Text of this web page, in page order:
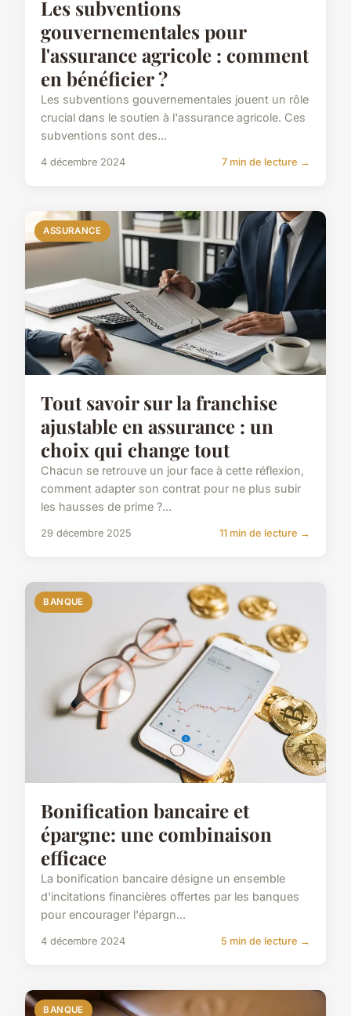
Les subventions
gouvernementales pour
l'assurance agricole : comment
en bénéficier ?
Les subventions gouvernementales jouent un rôle
crucial dans le soutien à l'assurance agricole. Ces
subventions sont des...
4 décembre 2024 7 min de lecture →
ASSURANCE
Tout savoir sur la franchise
ajustable en assurance : un
choix qui change tout
Chacun se retrouve un jour face à cette réflexion,
comment adapter son contrat pour ne plus subir
les hausses de prime ?...
29 décembre 2025 11 min de lecture →
BANQUE
Bonification bancaire et
épargne: une combinaison
efficace
La bonification bancaire désigne un ensemble
d'incitations financières offertes par les banques
pour encourager l'épargn...
4 décembre 2024 5 min de lecture →
BANQUE